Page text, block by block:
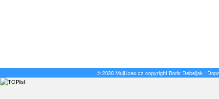
© 2026 MujUces.cz copyrightBoris Debeljak |